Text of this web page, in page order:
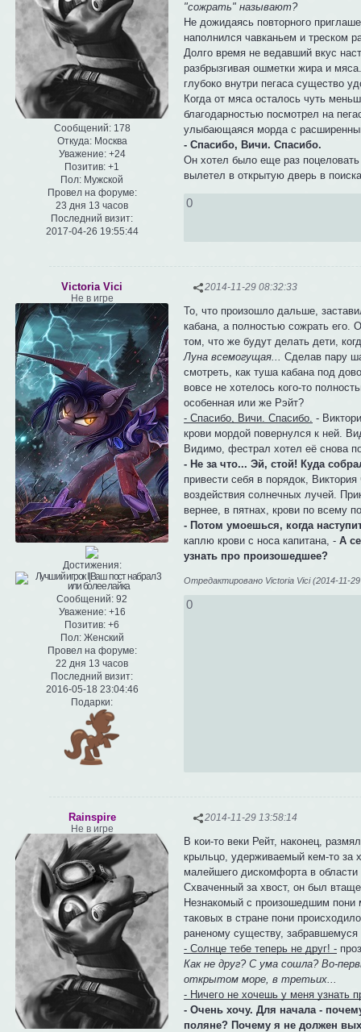
Сообщений:178
Откуда:Москва
Уважение: +24
Позитив: +1
Пол: Мужской
Провел на форуме:
23 дня 13 часов
Последний визит:
2017-04-26 19:55:44
"сожрать" называют?
Не дожидаясь повторного
наполнился чавканьем и треском
Долго время не ведавший вкус
разбрызгивая ошметки жира и
глубоко внутри пегаса существо
Когда от мяса осталось чуть
благодарностью посмотрел на
улыбающаяся морда с
- Спасибо, Вичи. Спасибо.
Он хотел было еще раз
вылетел в открытую дверь в
0
2014-11-29 08:32:33
Victoria Vici
Не в игре
Достижения:
Сообщений: 92
Уважение: +16
Позитив: +6
Пол:Женский
Провел на форуме:
22 дня 13 часов
Последний визит:
2016-05-18 23:04:46
Подарки:
То, что произошло дальше,
кабана, а полностью сожрать его.
том, что же будут делать дети,
Луна всемогущая...
Сделав пару
смотреть, как туша кабана под
вовсе не хотелось кого-то
особенная или же Рэйт?
- Спасибо, Вичи. Спасибо. -
крови мордой повернулся к ней.
Видимо, фестрал хотел её снова
- Не за что... Эй, стой! Куда
привести себя в порядок,
воздействия солнечных лучей.
вернее, в пятнах, крови по всему
- Потом умоешься, когда
каплю крови с носа капитана, -А
узнать про произошедшее?
Отредактировано Victoria Vici (2014-11-
0
2014-11-29 13:58:14
Rainspire
Не в игре
В кои-то веки Рейт, наконец,
крыльцо, удерживаемый кем-то за
малейшего дискомфорта в области
Схваченный за хвост, он был
Незнакомый с произошедшим пони
таковых в стране пони
раненому существу, забравшемуся
- Солнце тебе теперь не друг! -
Как не друг? С ума сошла? Во-
открытом море, в третьих...
- Ничего не хочешь у меня узнать
- Очень хочу. Для начала -
поляне? Почему я не должен